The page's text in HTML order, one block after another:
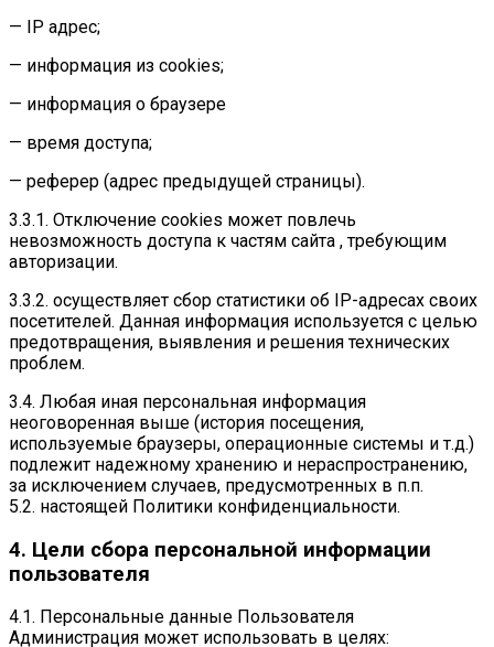
— IP адрес;
— информация из cookies;
— информация о браузере
— время доступа;
— реферер (адрес предыдущей страницы).
3.3.1. Отключение cookies может повлечь
невозможность доступа к частям сайта , требующим
авторизации.
3.3.2. осуществляет сбор статистики об IP-адресах своих
посетителей. Данная информация используется с целью
предотвращения, выявления и решения технических
проблем.
3.4. Любая иная персональная информация
неоговоренная выше (история посещения,
используемые браузеры, операционные системы и т.д.)
подлежит надежному хранению и нераспространению,
за исключением случаев, предусмотренных в п.п.
5.2. настоящей Политики конфиденциальности.
4. Цели сбора персональной информации
пользователя
4.1. Персональные данные Пользователя
Администрация может использовать в целях: